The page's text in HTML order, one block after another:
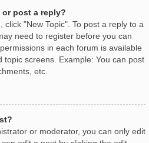
or post a reply?
click "New Topic". To post a reply to a
need to register before you can
in each forum is available
screens. Example: You can post
etc.
or moderator, you can only edit